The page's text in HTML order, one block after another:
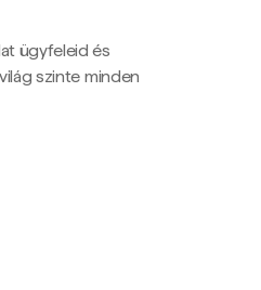
ügyfeleid és
szinte minden